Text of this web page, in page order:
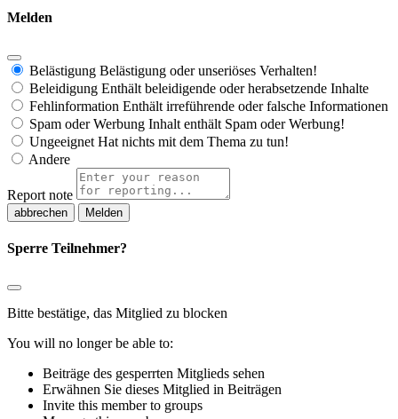
Melden
Belästigung Belästigung oder unseriöses Verhalten!
Beleidigung Enthält beleidigende oder herabsetzende Inhalte
Fehlinformation Enthält irreführende oder falsche Informationen
Spam oder Werbung Inhalt enthält Spam oder Werbung!
Ungeeignet Hat nichts mit dem Thema zu tun!
Andere
Report note
Melden
Sperre Teilnehmer?
Bitte bestätige, das Mitglied zu blocken
You will no longer be able to:
Beiträge des gesperrten Mitglieds sehen
Erwähnen Sie dieses Mitglied in Beiträgen
Invite this member to groups